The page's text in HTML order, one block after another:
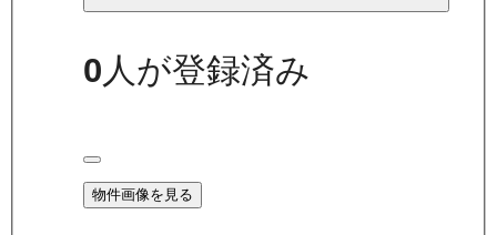
0 人が登録済み
物件画像を見る